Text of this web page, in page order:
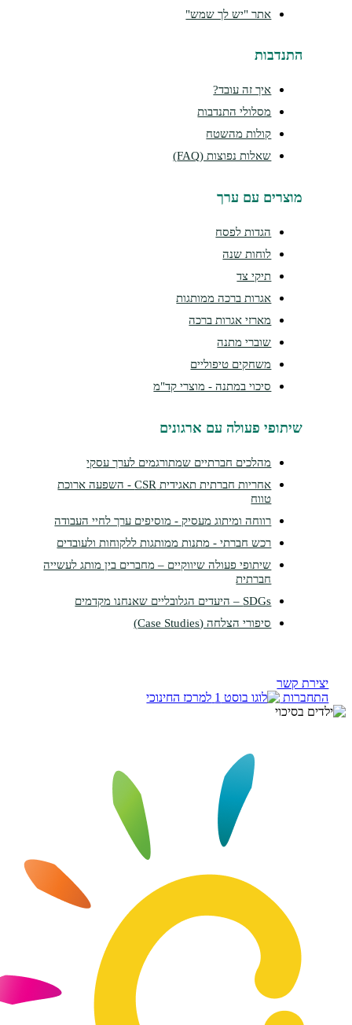
אתר "יש לך שמש"
איך זה עובד?
מסלולי התנדבות
קולות מהשטח
שאלות נפוצות (FAQ)
עם ערך
הגדות לפסח
אגרות ברכה ממותגות
מארזי אגרות ברכה
שוברי מתנה
משחקים טיפוליים
סיכוי במתנה - מוצרי קד"מ
פעולה עם ארגונים
מהלכים חברתיים שמתורגמים לערך עסקי
אחריות חברתית תאגידית CSR - השפעה ארוכת
רווחה ומיתוג מעסיק - מוסיפים ערך לחיי העבודה
רכש חברתי - מתנות ממותגות ללקוחות ולעובדים
שיתופי פעולה שיווקיים – מחברים בין מותג לעשייה
סיפורי הצלחה (Case Studies)
למרכז החינוכי